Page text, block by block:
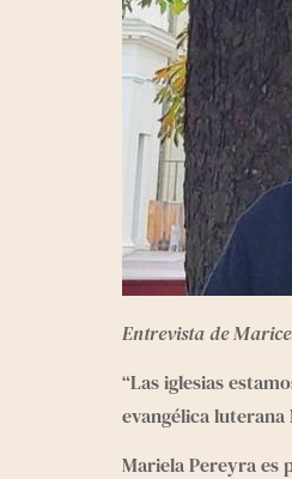
Entrevista de
“Las iglesias
evangélica
Mariela Pereyra es